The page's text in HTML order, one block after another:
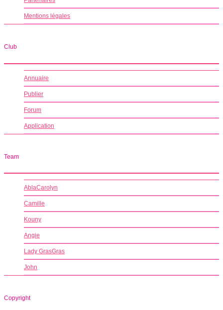
Mentions légales
Club
Annuaire
Publier
Forum
Application
Team
AblaCarolyn
Camille
Kouny
Angie
Lady GrasGras
John
Copyright